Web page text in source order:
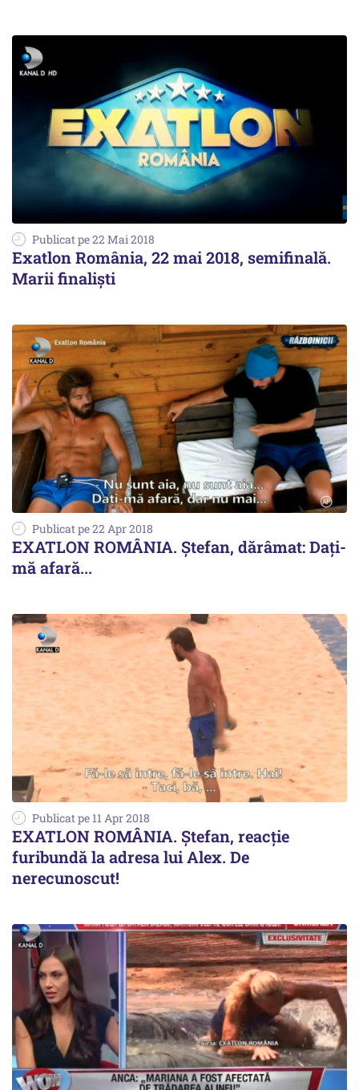
Publicat pe 22 Mai 2018
Exatlon România, 22 mai 2018, semifinală.
Marii finaliști
Publicat pe 22 Apr 2018
EXATLON ROMÂNIA. Ștefan, dărâmat: Dați-
mă afară...
Publicat pe 11 Apr 2018
EXATLON ROMÂNIA. Ștefan, reacție
furibundă la adresa lui Alex. De
nerecunoscut!